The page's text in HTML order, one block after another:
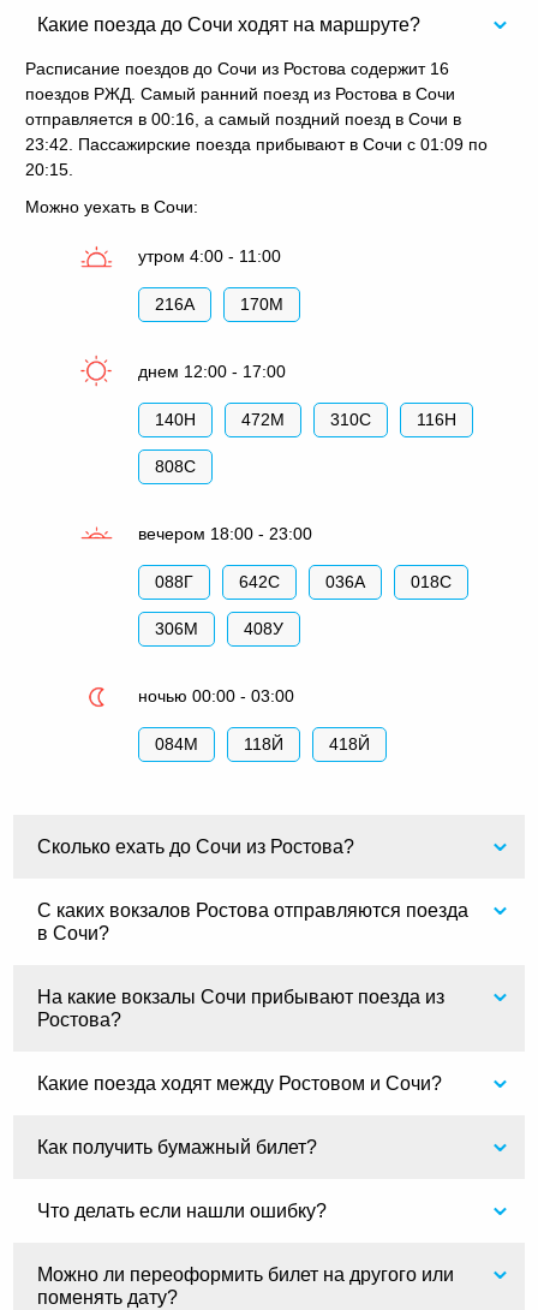
Какие поезда до Сочи ходят на маршруте?
Расписание поездов до Сочи из Ростова содержит 16
поездов РЖД. Самый ранний поезд из Ростова в Сочи
отправляется в 00:16, а самый поздний поезд в Сочи в
23:42. Пассажирские поезда прибывают в Сочи с 01:09 по
20:15.
Можно уехать в Сочи:
утром 4:00 - 11:00
216А 170М
днем 12:00 - 17:00
140Н 472М 310С 116Н
808С
вечером 18:00 - 23:00
088Г 642С 036А 018С
306М 408У
ночью 00:00 - 03:00
084М 118Й 418Й
Сколько ехать до Сочи из Ростова?
С каких вокзалов Ростова отправляются поезда
в Сочи?
На какие вокзалы Сочи прибывают поезда из
Ростова?
Какие поезда ходят между Ростовом и Сочи?
Как получить бумажный билет?
Что делать если нашли ошибку?
Можно ли переоформить билет на другого или
поменять дату?